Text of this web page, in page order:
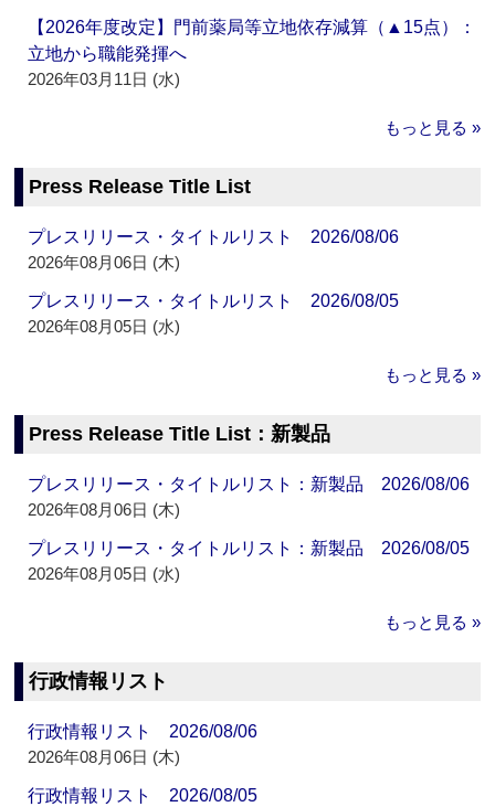
【2026年度改定】門前薬局等立地依存減算（▲15点）：
立地から職能発揮へ
2026年03月11日 (水)
もっと見る »
Press Release Title List
プレスリリース・タイトルリスト 2026/08/06
2026年08月06日 (木)
プレスリリース・タイトルリスト 2026/08/05
2026年08月05日 (水)
もっと見る »
Press Release Title List：新製品
プレスリリース・タイトルリスト：新製品 2026/08/06
2026年08月06日 (木)
プレスリリース・タイトルリスト：新製品 2026/08/05
2026年08月05日 (水)
もっと見る »
行政情報リスト
行政情報リスト 2026/08/06
2026年08月06日 (木)
行政情報リスト 2026/08/05